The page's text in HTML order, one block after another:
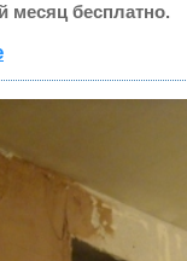
месяц бесплатно.